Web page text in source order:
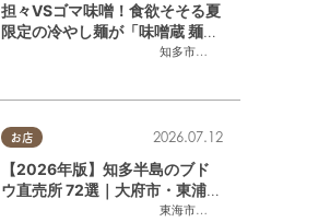
知多市
,半田市
担々VSゴマ味噌！食欲そそる夏
限定の冷やし麺が「味噌蔵 麺四
朗 半田店・知多店」で登場／ち
お店
東海市
,大府市
2026.07.12
【2026年版】知多半島のブド
ウ直売所 72選｜大府市・東浦町
ほかエリア別に一挙紹介